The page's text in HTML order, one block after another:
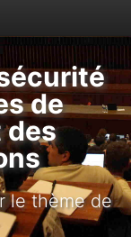
de
des
le thème de